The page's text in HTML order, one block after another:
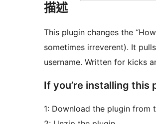
描述
This plugin changes the
sometimes irreverent). It
username. Written for kicks
If you’re installing this
1: Download the plugin from